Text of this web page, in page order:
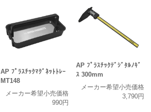
AP ﾌﾟﾗｽﾁｯｸﾏｸﾞﾈｯﾄﾄﾚｰ
MT148
メーカー希望小売価格
990円
AP ﾌﾟﾗｽﾁｯｸﾃﾞｼﾞﾀﾙﾉｷﾞ
ｽ 300mm
メーカー希望小売価格
3,790円